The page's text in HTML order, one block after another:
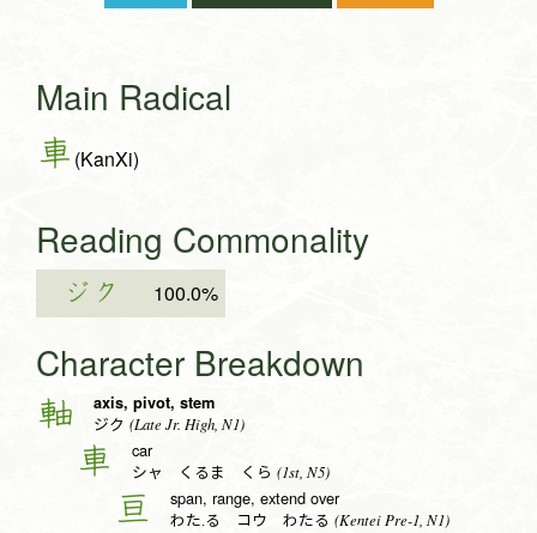
Main Radical
車 (KanXi)
Reading Commonality
ジク 100.0%
Character Breakdown
軸 axis, pivot, stem
ジク (Late Jr. High, N1)
車 car
シャ くるま くら (1st, N5)
亘 span, range, extend over
わた.る コウ わたる (Kentei Pre-1, N1)